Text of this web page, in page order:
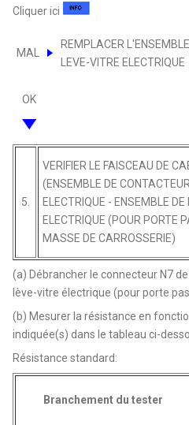
Cliquer ici
MAL
REMPLACER
LEVE-VITRE ELECTRIQUE
OK
5.
VERIFIER LE FAISCEAU DE
(ENSEMBLE DE
ELECTRIQUE - ENSEMBLE
ELECTRIQUE (POUR PORTE
MASSE DE CARROSSERIE)
(a) Débrancher le connecteur N7
lève-vitre électrique (pour porte
(b) Mesurer la résistance en
indiquée(s) dans le tableau ci-
Résistance standard:
Branchement du tester